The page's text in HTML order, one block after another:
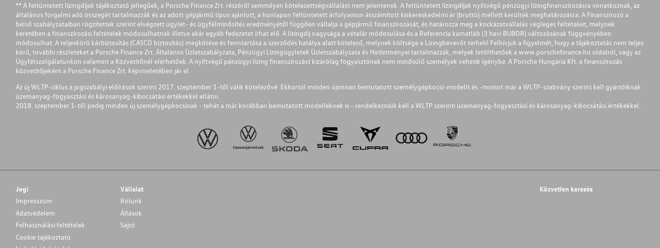
** A feltüntetett lízingdíjak tájékoztató jellegűek, a Porsche Finance Zrt. részéről semmilyen kötelezettségvállalást nem jelentenek. A feltüntetett lízingdíjak nyíltvégű pénzügyi lízingfinanszírozásra vonatkoznak, az
általános forgalmi adó összegét tartalmazzák és az adott gépjármű típus ajánlott, a honlapon feltüntetett árfolyamon átszámított kiskereskedelmi ár (bruttó) mellett kerültek meghatározásra. A Finanszírozó a
belső szabályzataiban rögzítettek szerint elvégzett ügylet- és ügyfélminősítés eredményétől függően vállalja a gépjármű finanszírozását, és határozza meg a kockázatvállalás végleges feltételeit, melynek
keretében a finanszírozási feltételek módosulhatnak illetve akár egyéb fedezetet írhat elő. A lízingdíj nagysága a vételár módosulása és a Referencia kamatláb (3 havi BUBOR) változásának függvényében
módosulhat. A teljeskörű kárbiztosítás (CASCO biztosítás) megkötése és fenntartása a szerződés hatálya alatt kötelező, melynek költsége a Lízingbevevőt terheli! Felhívjuk a figyelmét, hogy a tájékoztatás nem teljes
körű, további részleteket a Porsche Finance Zrt. Általános Üzletszabályzata, Pénzügyi Lízingügyletek Üzletszabályzata és Hirdetményei tartalmazzák, melyek letölthetőek a www.porschefinance.hu oldalról, vagy az
Ügyfélszolgálatunkon valamint a Közvetítőnél elérhetőek. A nyíltvégű pénzügyi lízing finanszírozást kizárólag fogyasztónak nem minősülő személyek vehetik igénybe. A Porsche Hungária Kft. a finanszírozás
közvetítőjeként a Porsche Finance Zrt. képviseletében jár el.
Az új WLTP-ciklus a jogszabályi előírások szerint 2017. szeptember 1-től válik kötelezővé. Ekkortól minden újonnan bemutatott személygépkocsi-modellt és -motort már a WLTP-szabvány szerint kell gyártóiknak
üzemanyag-fogyasztási és károsanyag-kibocsátási értékekkel ellátni.
2018. szeptember 1-től pedig minden új személygépkocsinak - tehát a már korábban bemutatott modelleknek is - rendelkezniük kell a WLTP szerinti üzemanyag-fogyasztási és károsanyag-kibocsátási értékekkel.
Jogi
Impresszum
Adatvédelem
Felhasználási feltételek
Cookie tájékoztato
Vállalat
Rólunk
Állások
Sajtó
Közvetlen keresés